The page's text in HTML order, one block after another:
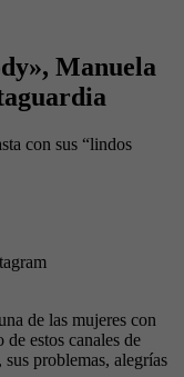
Manuela
con sus “lindos
de las mujeres con
de estos canales de
problemas, alegrías